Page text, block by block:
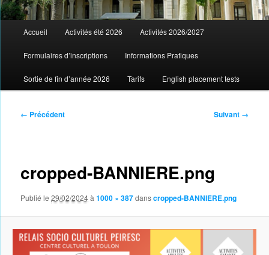
principal
Accueil Activités été 2026 Activités 2026/2027
Formulaires d’inscriptions Informations Pratiques
Sortie de fin d’année 2026 Tarifs English placement tests
Navigation
← Précédent Suivant →
cropped-BANNIERE.png
Publié le29/02/2024à1000 × 387danscropped-BANNIERE.png